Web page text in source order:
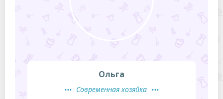
Ольга
Современная хозяйка